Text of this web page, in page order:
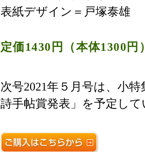
表紙デザイン＝戸塚泰雄
定価1430円（本体1300円
次号2021年５月号は、小
詩手帖賞発表」を予定し